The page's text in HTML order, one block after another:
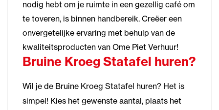
nodig hebt om je ruimte in een gezellig café om
te toveren, is binnen handbereik. Creëer een
onvergetelijke ervaring met behulp van de
kwaliteitsproducten van Ome Piet Verhuur!
Bruine Kroeg Statafel huren?
Wil je de Bruine Kroeg Statafel huren? Het is
simpel! Kies het gewenste aantal, plaats het